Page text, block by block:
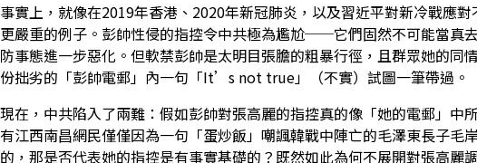
事實上，就像在2019年香港、2020年新冠肺炎，以及習近平對新冷戰應
更嚴重的例子。彭帥性侵的指控令中共極為尷尬──它們固然不可能當真
防事態進一步惡化。但軟禁彭帥是太明目張膽的粗暴行徑，且群眾她的
份拙劣的「彭帥電郵」內一句「It’s not true」（不實）試圖一筆帶過。
現在，中共陷入了兩難：假如彭帥對張高麗的指控真的像「她的電郵」
有江西南昌網民僅僅因為一句「蛋炒飯」嘲諷韓戰中陣亡的毛澤東長子
的，那是否代表她的指控是有事實基礎的？既然如此為何不展開對張高